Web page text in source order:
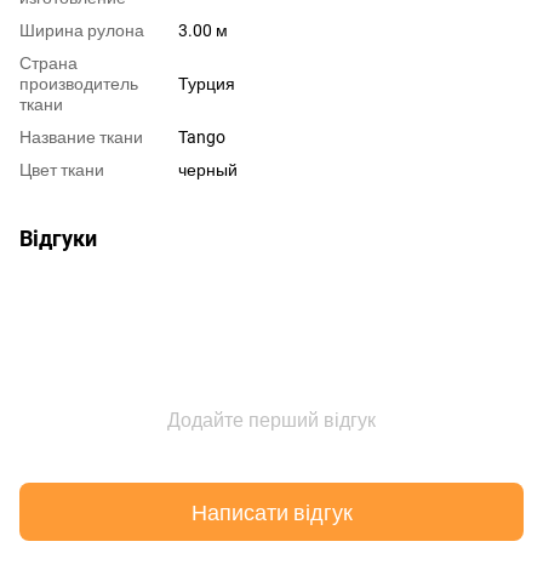
Ширина рулона
3.00 м
Страна
производитель
ткани
Турция
Название ткани
Tango
Цвет ткани
черный
Відгуки
Додайте перший відгук
Написати відгук